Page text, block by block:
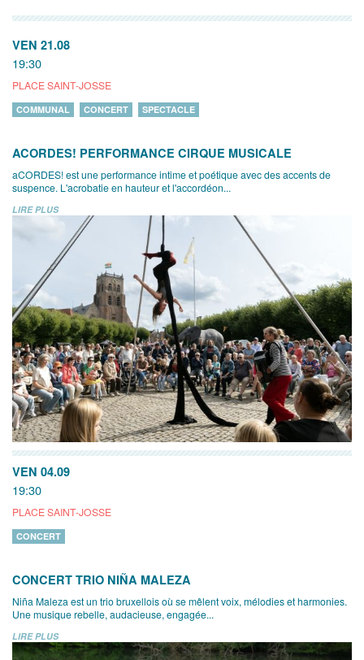
VEN 21.08
19:30
PLACE SAINT-JOSSE
COMMUNAL CONCERT SPECTACLE
ACORDES! PERFORMANCE CIRQUE MUSICALE
aCORDES! est une performance intime et poétique avec des accents de
suspence. L'acrobatie en hauteur et l'accordéon...
LIRE PLUS
VEN 04.09
19:30
PLACE SAINT-JOSSE
CONCERT
CONCERT TRIO NIÑA MALEZA
Niña Maleza est un trio bruxellois où se mêlent voix, mélodies et harmonies.
Une musique rebelle, audacieuse, engagée...
LIRE PLUS